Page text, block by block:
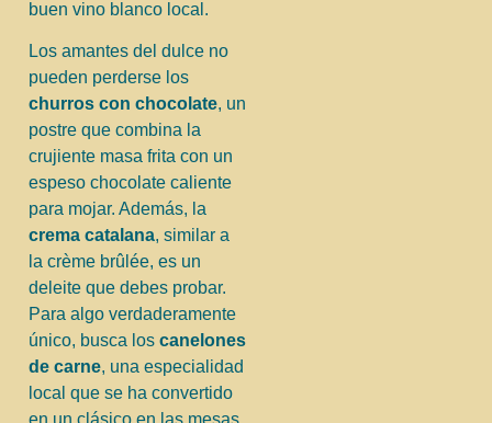
buen vino blanco local.
Los amantes del dulce no
pueden perderse los
churros con chocolate, un
postre que combina la
crujiente masa frita con un
espeso chocolate caliente
para mojar. Además, la
crema catalana, similar a
la crème brûlée, es un
deleite que debes probar.
Para algo verdaderamente
único, busca los canelones
de carne, una especialidad
local que se ha convertido